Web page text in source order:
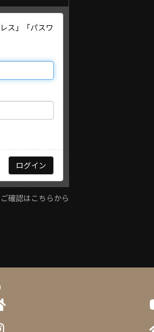
ス」「パスワ
確認はこちらから